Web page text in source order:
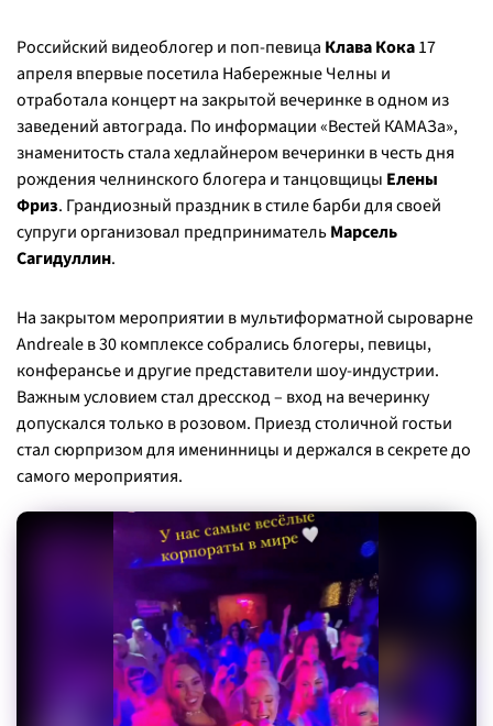
Российский видеоблогер и поп-певица Клава Кока17
апреля впервые посетила Набережные Челны и
отработала концерт на закрытой вечеринке в одном из
заведений автограда. По информации «Вестей КАМАЗа»,
знаменитость стала хедлайнером вечеринки в честь дня
рождения челнинского блогера и танцовщицы Елены
Фриз. Грандиозный праздник в стиле барби для своей
супруги организовал предпринимательМарсель
Сагидуллин.
На закрытом мероприятии в мультиформатной сыроварне
Andreale в 30 комплексе собрались блогеры, певицы,
конферансье и другие представители шоу-индустрии.
Важным условием стал дресскод – вход на вечеринку
допускался только в розовом. Приезд столичной гостьи
стал сюрпризом для именинницы и держался в секрете до
самого мероприятия.